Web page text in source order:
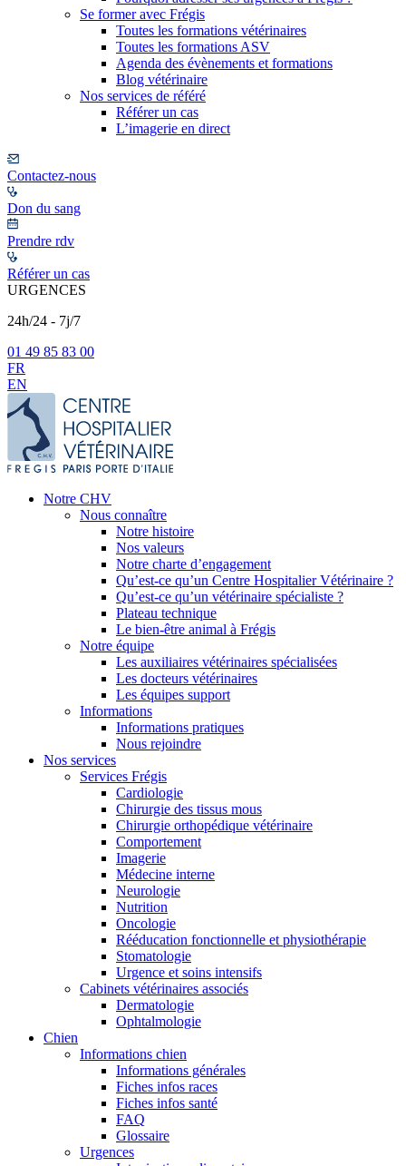
Se former avec Frégis
Toutes les formations vétérinaires
Toutes les formations ASV
Agenda des évènements et formations
Blog vétérinaire
Nos services de référé
Référer un cas
L’imagerie en direct
Contactez-nous
Don du sang
Prendre rdv
Référer un cas
URGENCES
24h/24 - 7j/7
01 49 85 83 00
FR
EN
Notre CHV
Nous connaître
Notre histoire
Nos valeurs
Notre charte d’engagement
Qu’est-ce qu’un Centre Hospitalier Vétérinaire ?
Qu’est-ce qu’un vétérinaire spécialiste ?
Plateau technique
Le bien-être animal à Frégis
Notre équipe
Les auxiliaires vétérinaires spécialisées
Les docteurs vétérinaires
Les équipes support
Informations
Informations pratiques
Nous rejoindre
Nos services
Services Frégis
Cardiologie
Chirurgie des tissus mous
Chirurgie orthopédique vétérinaire
Comportement
Imagerie
Médecine interne
Neurologie
Nutrition
Oncologie
Rééducation fonctionnelle et physiothérapie
Stomatologie
Urgence et soins intensifs
Cabinets vétérinaires associés
Dermatologie
Ophtalmologie
Chien
Informations chien
Informations générales
Fiches infos races
Fiches infos santé
FAQ
Glossaire
Urgences